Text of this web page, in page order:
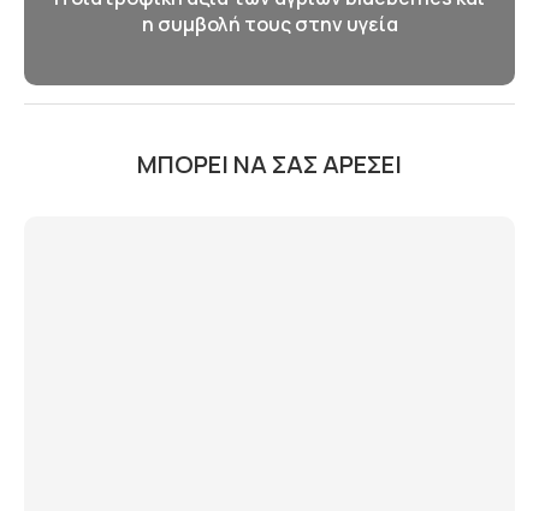
η συμβολή τους στην υγεία
ΜΠΟΡΕΊ ΝΑ ΣΑΣ ΑΡΈΣΕΙ